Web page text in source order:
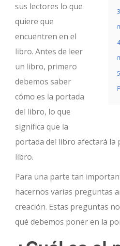
3
4
5
sus lectores lo que
quiere que
encuentren en el
libro. Antes de leer
un libro, primero
debemos saber
cómo es la portada
del libro, lo que
significa que la
portada del libro afectará la
libro.
Para una parte tan
hacernos varias preguntas
creación. Estas preguntas
qué debemos poner en la